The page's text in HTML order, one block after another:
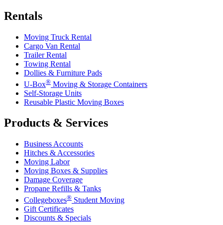
Rentals
Moving Truck Rental
Cargo Van Rental
Trailer Rental
Towing Rental
Dollies & Furniture Pads
U-Box® Moving & Storage Containers
Self-Storage Units
Reusable Plastic Moving Boxes
Products & Services
Business Accounts
Hitches & Accessories
Moving Labor
Moving Boxes & Supplies
Damage Coverage
Propane Refills & Tanks
Collegeboxes® Student Moving
Gift Certificates
Discounts & Specials